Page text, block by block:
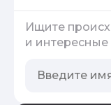
Ищите
и